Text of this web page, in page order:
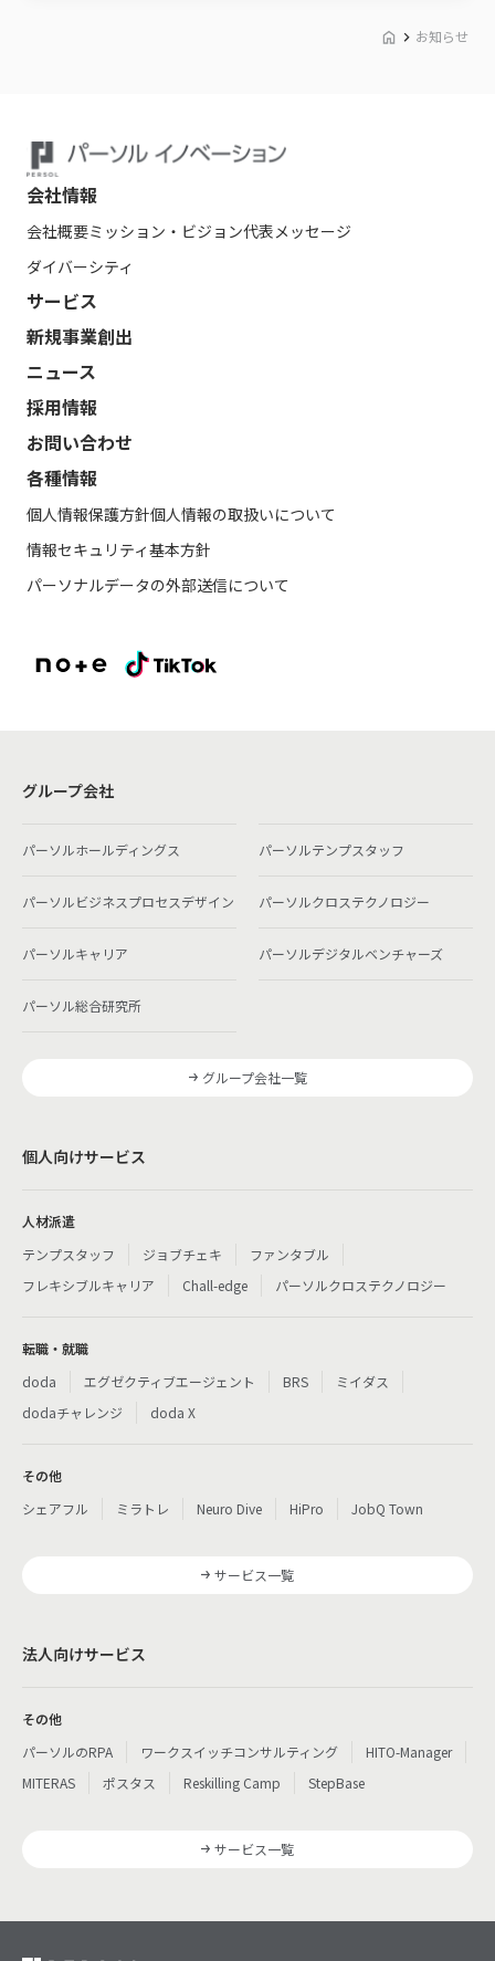
お知らせ
会社情報
会社概要ミッション・ビジョン代表メッセージ
ダイバーシティ
サービス
新規事業創出
ニュース
採用情報
お問い合わせ
各種情報
個人情報保護方針個人情報の取扱いについて
情報セキュリティ基本方針
パーソナルデータの外部送信について
グループ会社
パーソルホールディングス パーソルテンプスタッフ
パーソルビジネスプロセスデザイン パーソルクロステクノロジー
パーソルキャリア パーソルデジタルベンチャーズ
パーソル総合研究所
グループ会社一覧
個人向けサービス
人材派遣
テンプスタッフ
ジョブチェキ
ファンタブル
フレキシブルキャリア
Chall-edge パーソルクロステクノロジー
転職・就職
doda
エグゼクティブエージェント BRS
ミイダス
dodaチャレンジ
doda X
その他
シェアフル
ミラトレ Neuro Dive HiPro JobQ Town
サービス一覧
法人向けサービス
その他
パーソルのRPA
ワークスイッチコンサルティング
HITO-Manager
MITERAS
ポスタス Reskilling Camp StepBase
サービス一覧